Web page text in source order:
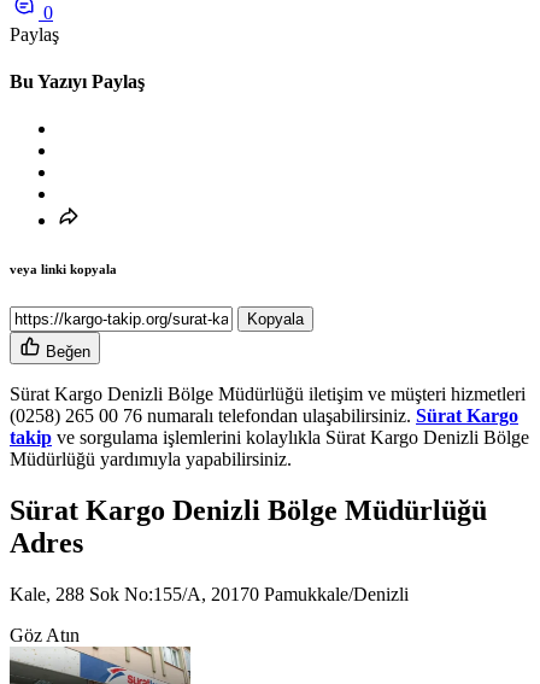
0
Paylaş
Bu Yazıyı Paylaş
veya linki kopyala
Kopyala
Beğen
Sürat Kargo Denizli Bölge Müdürlüğü iletişim ve müşteri hizmetleri
(0258) 265 00 76 numaralı telefondan ulaşabilirsiniz. Sürat Kargo
takip ve sorgulama işlemlerini kolaylıkla Sürat Kargo Denizli Bölge
Müdürlüğü yardımıyla yapabilirsiniz.
Sürat Kargo Denizli Bölge Müdürlüğü
Adres
Kale, 288 Sok No:155/A, 20170 Pamukkale/Denizli
Göz Atın